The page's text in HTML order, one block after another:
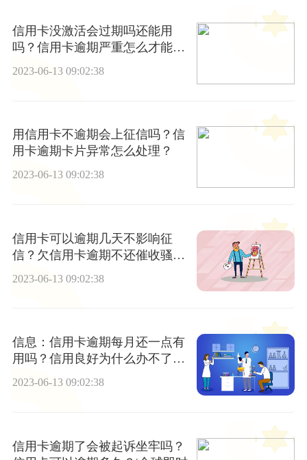
信用卡没激活会过期吗还能用
吗？信用卡逾期严重怎么才能贷
款成功？ 每日焦点
2023-06-13 09:02:38
用信用卡不逾期会上征信吗？信
用卡逾期卡片异常怎么处理？
2023-06-13 09:02:38
信用卡可以逾期几天不影响征
信？欠信用卡逾期不还催收骚扰
2023-06-13 09:02:38
信息：信用卡逾期每月还一点有
用吗？信用良好为什么办不了信
用卡？
2023-06-13 09:02:38
信用卡逾期了会被起诉坐牢吗？